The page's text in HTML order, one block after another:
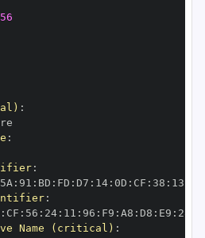
:
:
:
5A : 91 : BD : FD : D7 : 14: 0D : CF : 38 : 13
:
: CF : 56 : 24: 11 : 96 : F9 : A8 : D8 : E9 : 28
Name (critical) :